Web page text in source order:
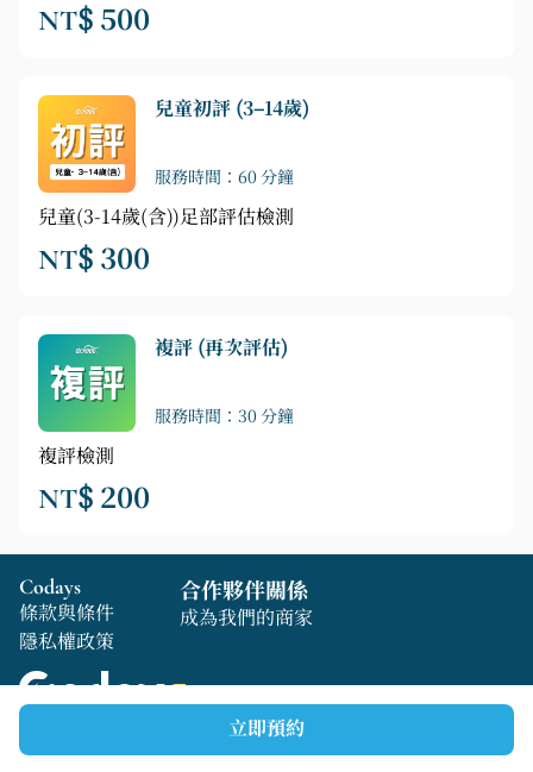
NT$ 500
兒童初評 (3–14歲)
服務時間：60 分鐘
兒童(3-14歲(含))足部評估檢測
NT$ 300
複評 (再次評估)
服務時間：30 分鐘
複評檢測
NT$ 200
立即預約
Copyright © 2025 Codays All rights reserved
Codays
條款與條件
隱私權政策
合作夥伴關係
成為我們的商家